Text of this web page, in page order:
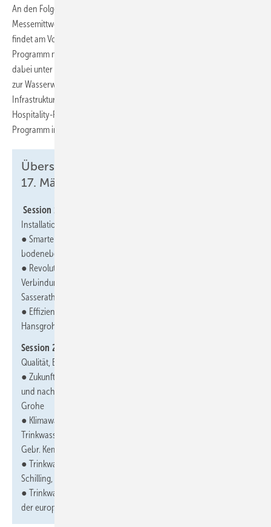
An den Folgetagen wird der Sanitär-Hub thematisch erweitert: Am
Messemittwoch setzt der Benelux-Tag internationale Akzente und
findet am Vormittag statt. Am Nachmittag gestaltet die figawa das
Programm mit dem Schwerpunkt „Schwammstädte“. Im Fokus stehen
dabei unter anderem Dach- und Fassadenbegrünung sowie Konzepte
zur Wasserwiederverwendung als Bausteine zukunftsfähiger urbaner
Infrastruktur. Der dritte Messetag richtet den Blick mit einem neuen
Hospitality-Format gezielt auf die Hotelbranche. Das aktuelle
Programm im Sanitär-Hub ist ab Anfang Februar unter online abrufbar.
Übersicht: Themen und Referenten am
17. März 2026
Session 1:
Installation“ (10:30 - 12:00 Uhr)
● Smarte Messeneuheiten für die sichere Installation von
bodenebene Duschlösungen Geberit
● Revolution im Anschluss – die neue werkzeuglose
Verbindungstechnik SYRLock Markus Menrath, SYR – Hans
Sasserath
● Effiziente Installation mit maximaler Flexibilität – die
Hansgrohe iBox universal 2 Hansgrohe
Session 2:
Qualität, Effizienz, Normen“ (13:30 - 16:00 Uhr)
● Zukunft Trinkwasser – Herausforderungen der Sanitärbranche
und nachhaltige Lösungsansätze Heiko Bonin, Leader Training,
Grohe
● Klimawandel – unterschätzter Risikofaktor für die
Trinkwasserhygiene Timo Kirchhoff, Leiter Produktmanagement,
Gebr. Kemper
● Trinkwasserhygiene automatisiert sicherstellen Robert
Schilling, Leiter Academy, Tece
● Trinkwasserinstallationen im Gebäude: Normative Neuerungen
der europäischen Norm EN 806-2 Geberit